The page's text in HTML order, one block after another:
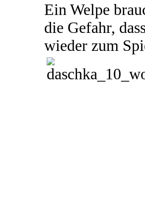
Ein Welpe
die Gefahr,
wieder zum